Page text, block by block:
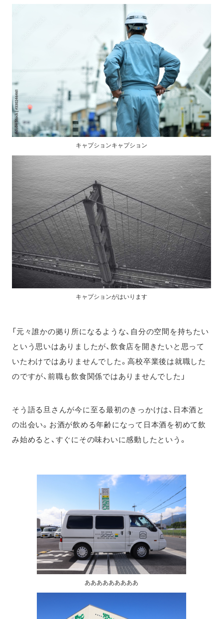
キャプションキャプション
キャプションがはいります
「元々誰かの拠り所になるような、自分の空間を持ちたい
という思いはありましたが、飲食店を開きたいと思って
いたわけではありませんでした。高校卒業後は就職した
のですが、前職も飲食関係ではありませんでした」
そう語る旦さんが今に至る最初のきっかけは、日本酒と
の出会い。お酒が飲める年齢になって日本酒を初めて飲
み始めると、すぐにその味わいに感動したという。
あああああああああ